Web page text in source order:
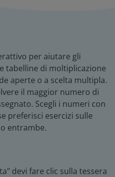
per aiutare gli
tabelline di moltiplicazione
aperte o a scelta multipla.
il maggior numero di
Scegli i numeri con
preferisci esercizi sulle
entrambe.
devi fare clic sulla tessera